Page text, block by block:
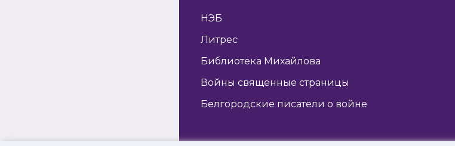
НЭБ
Литрес
Библиотека Михайлова
Войны священные страницы
Белгородские писатели о войне